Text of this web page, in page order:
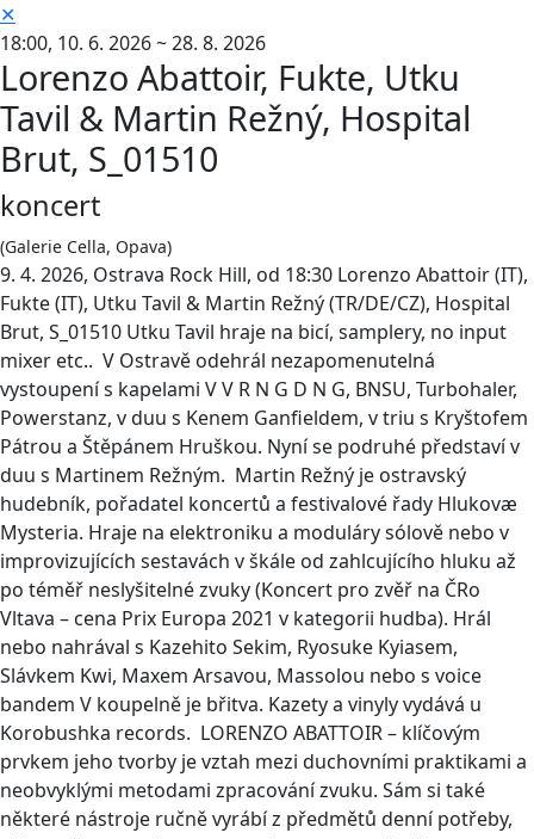
✕
18:00, 10. 6. 2026 ~ 28. 8. 2026
Lorenzo Abattoir, Fukte, Utku
Tavil & Martin Režný, Hospital
Brut, S_01510
koncert
(Galerie Cella, Opava)
9. 4. 2026, Ostrava Rock Hill, od 18:30 Lorenzo Abattoir (IT),
Fukte (IT), Utku Tavil & Martin Režný (TR/DE/CZ), Hospital
Brut, S_01510 Utku Tavil hraje na bicí, samplery, no input
mixer etc.. V Ostravě odehrál nezapomenutelná
vystoupení s kapelami V V R N G D N G, BNSU, Turbohaler,
Powerstanz, v duu s Kenem Ganfieldem, v triu s Kryštofem
Pátrou a Štěpánem Hruškou. Nyní se podruhé představí v
duu s Martinem Režným. Martin Režný je ostravský
hudebník, pořadatel koncertů a festivalové řady Hlukovæ
Mysteria. Hraje na elektroniku a moduláry sólově nebo v
improvizujících sestavách v škále od zahlcujícího hluku až
po téměř neslyšitelné zvuky (Koncert pro zvěř na ČRo
Vltava – cena Prix Europa 2021 v kategorii hudba). Hrál
nebo nahrával s Kazehito Sekim, Ryosuke Kyiasem,
Slávkem Kwi, Maxem Arsavou, Massolou nebo s voice
bandem V koupelně je břitva. Kazety a vinyly vydává u
Korobushka records. LORENZO ABATTOIR – klíčovým
prvkem jeho tvorby je vztah mezi duchovními praktikami a
neobvyklými metodami zpracování zvuku. Sám si také
některé nástroje ručně vyrábí z předmětů denní potřeby,